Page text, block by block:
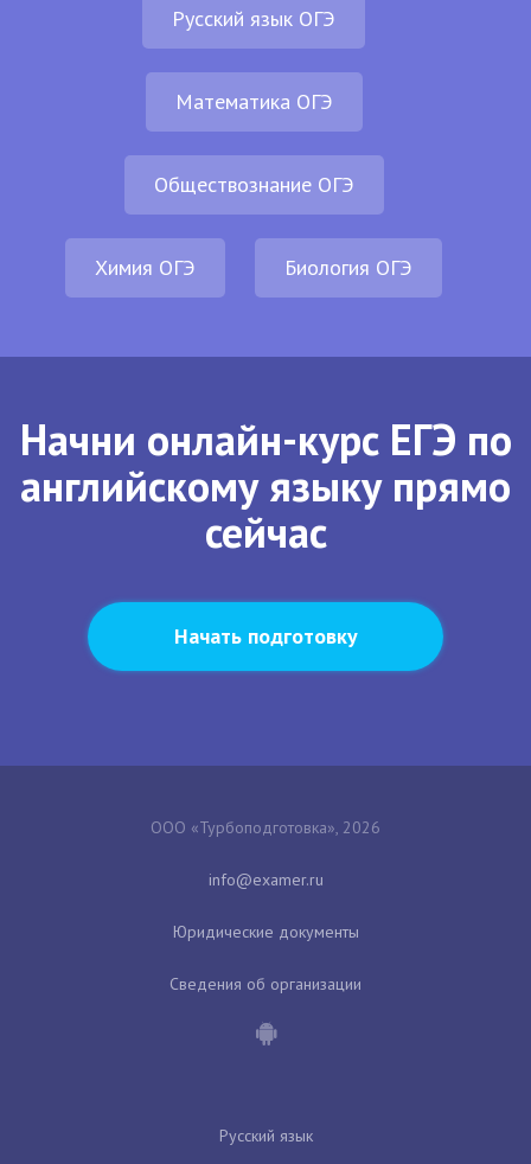
Русский язык ОГЭ
Математика ОГЭ
Обществознание ОГЭ
Химия ОГЭ Биология ОГЭ
Начни онлайн-курс ЕГЭ по
английскому языку прямо
сейчас
Начать подготовку
ООО «Турбоподготовка», 2026
Юридические документы
Сведения об организации
Русский язык